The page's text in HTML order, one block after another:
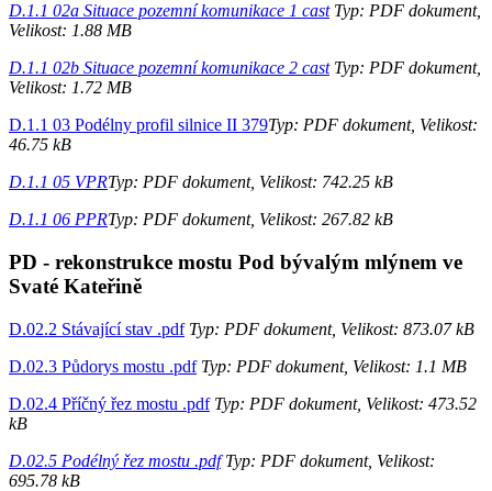
D.1.1 02a Situace pozemní komunikace 1 castTyp: PDF dokument,
Velikost: 1.88 MB
D.1.1 02b Situace pozemní komunikace 2 castTyp: PDF dokument,
Velikost: 1.72 MB
D.1.1 03 Podélny profil silnice II 379Typ: PDF dokument, Velikost:
46.75 kB
D.1.1 05 VPRTyp: PDF dokument, Velikost: 742.25 kB
D.1.1 06 PPRTyp: PDF dokument, Velikost: 267.82 kB
PD - rekonstrukce mostu Pod bývalým mlýnem ve
Svaté Kateřině
D.02.2 Stávající stav .pdfTyp: PDF dokument, Velikost: 873.07 kB
D.02.3 Půdorys mostu .pdfTyp: PDF dokument, Velikost: 1.1 MB
D.02.4 Příčný řez mostu .pdfTyp: PDF dokument, Velikost: 473.52
kB
D.02.5 Podélný řez mostu .pdfTyp: PDF dokument, Velikost:
695.78 kB